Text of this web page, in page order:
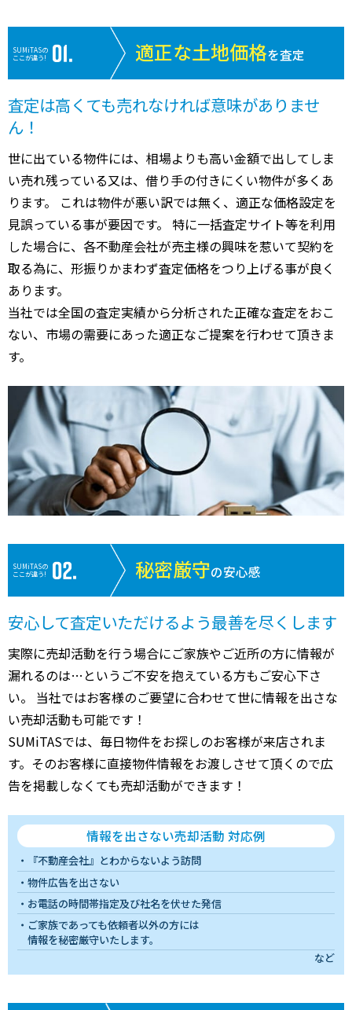
SUMiTASの
ここが違う!
適正な土地価格を査定
査定は高くても売れなければ意味がありませ
ん！
世に出ている物件には、相場よりも高い金額で出してしま
い売れ残っている又は、借り手の付きにくい物件が多くあ
ります。 これは物件が悪い訳では無く、適正な価格設定を
見誤っている事が要因です。 特に一括査定サイト等を利用
した場合に、各不動産会社が売主様の興味を惹いて契約を
取る為に、形振りかまわず査定価格をつり上げる事が良く
あります。
当社では全国の査定実績から分析された正確な査定をおこ
ない、市場の需要にあった適正なご提案を行わせて頂きま
す。
SUMiTASの
ここが違う!
秘密厳守の安心感
安心して査定いただけるよう最善を尽くします
実際に売却活動を行う場合にご家族やご近所の方に情報が
漏れるのは…というご不安を抱えている方もご安心下さ
い。 当社ではお客様のご要望に合わせて世に情報を出さな
い売却活動も可能です！
SUMiTASでは、毎日物件をお探しのお客様が来店されま
す。そのお客様に直接物件情報をお渡しさせて頂くので広
告を掲載しなくても売却活動ができます！
情報を出さない売却活動 対応例
『不動産会社』とわからないよう訪問
物件広告を出さない
お電話の時間帯指定及び社名を伏せた発信
ご家族であっても依頼者以外の方には
情報を秘密厳守いたします。
など